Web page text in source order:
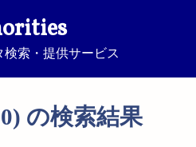
索・提供サービス
の検索結果